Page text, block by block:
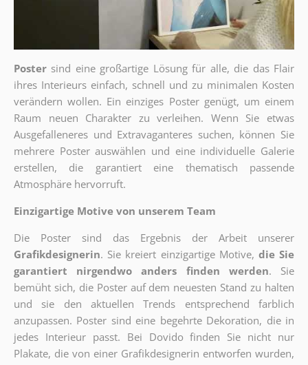
Poster sind eine großartige Lösung für alle, die das Flair
ihres Interieurs einfach, schnell und zu minimalen Kosten
verändern wollen. Ein einziges Poster genügt, um einem
Raum neuen Charakter zu verleihen. Wenn Sie etwas
Ausgefalleneres und Extravaganteres suchen, können Sie
mehrere Poster auswählen und eine individuelle Galerie
erstellen, die garantiert eine thematisch passende
Atmosphäre hervorruft.
Einzigartige Motive von unserem Team
Die Poster sind das Ergebnis der Arbeit unserer
Grafikdesignerin. Sie kreiert einzigartige Motive, die Sie
garantiert nirgendwo anders finden werden. Sie
bemüht sich, die Poster auf dem neuesten Stand zu halten
und sie den aktuellen Trends entsprechend farblich
anzupassen. Poster sind eine begehrte Dekoration, die in
jedes Interieur passt. Bei Dovido finden Sie nicht nur
Plakate, die von einer Grafikdesignerin entworfen wurden,